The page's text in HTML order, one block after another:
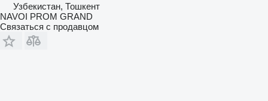
Узбекистан, Тошкент
NAVOI PROM GRAND
Связаться с продавцом